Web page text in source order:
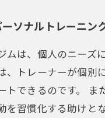
ソナルトレーニン
ムは、個人のニーズ
、トレーナーが個別
トできるのです。
を習慣化する助けと